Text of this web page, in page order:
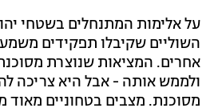
על אלימות המתנחלים בשטחי
השוליים שקיבלו תפקידים
אחרים. המציאות שנוצרת
ולממש אותה - אבל היא צריכה
מסוכנת. מצבים בטחוניים מאוד